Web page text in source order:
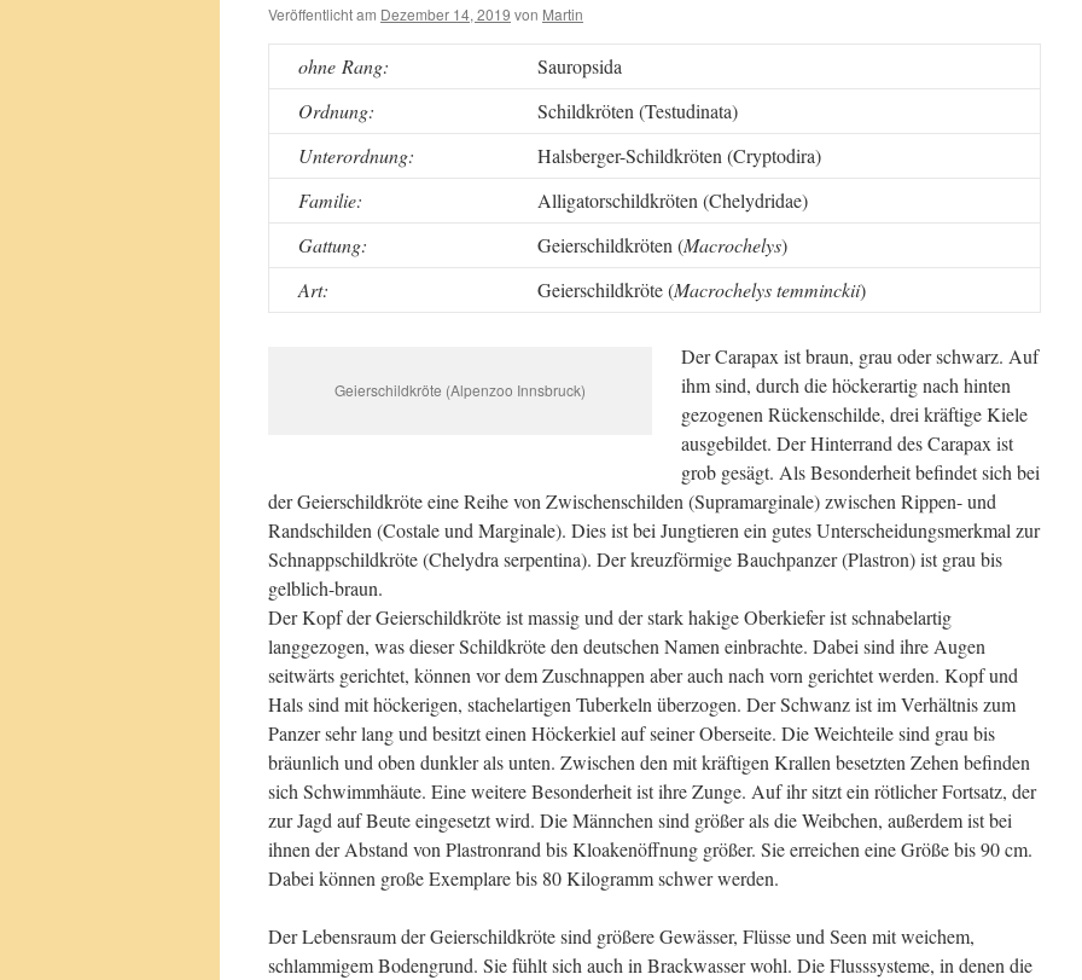
Veröffentlicht am Dezember 14, 2019 von Martin
ohne Rang:
Sauropsida
Ordnung:
Schildkröten (Testudinata)
Unterordnung:
Halsberger-Schildkröten (Cryptodira)
Familie:
Alligatorschildkröten (Chelydridae)
Gattung:
Geierschildkröten (Macrochelys)
Art:
Geierschildkröte (Macrochelys temminckii)
Geierschildkröte (Alpenzoo Innsbruck)
Der Carapax ist braun, grau oder schwarz. Auf
ihm sind, durch die höckerartig nach hinten
gezogenen Rückenschilde, drei kräftige Kiele
ausgebildet. Der Hinterrand des Carapax ist
grob gesägt. Als Besonderheit befindet sich bei
der Geierschildkröte eine Reihe von Zwischenschilden (Supramarginale) zwischen Rippen- und
Randschilden (Costale und Marginale). Dies ist bei Jungtieren ein gutes Unterscheidungsmerkmal zur
Schnappschildkröte (Chelydra serpentina). Der kreuzförmige Bauchpanzer (Plastron) ist grau bis
gelblich-braun.
Der Kopf der Geierschildkröte ist massig und der stark hakige Oberkiefer ist schnabelartig
langgezogen, was dieser Schildkröte den deutschen Namen einbrachte. Dabei sind ihre Augen
seitwärts gerichtet, können vor dem Zuschnappen aber auch nach vorn gerichtet werden. Kopf und
Hals sind mit höckerigen, stachelartigen Tuberkeln überzogen. Der Schwanz ist im Verhältnis zum
Panzer sehr lang und besitzt einen Höckerkiel auf seiner Oberseite. Die Weichteile sind grau bis
bräunlich und oben dunkler als unten. Zwischen den mit kräftigen Krallen besetzten Zehen befinden
sich Schwimmhäute. Eine weitere Besonderheit ist ihre Zunge. Auf ihr sitzt ein rötlicher Fortsatz, der
zur Jagd auf Beute eingesetzt wird. Die Männchen sind größer als die Weibchen, außerdem ist bei
ihnen der Abstand von Plastronrand bis Kloakenöffnung größer. Sie erreichen eine Größe bis 90 cm.
Dabei können große Exemplare bis 80 Kilogramm schwer werden.
Der Lebensraum der Geierschildkröte sind größere Gewässer, Flüsse und Seen mit weichem,
schlammigem Bodengrund. Sie fühlt sich auch in Brackwasser wohl. Die Flusssysteme, in denen die